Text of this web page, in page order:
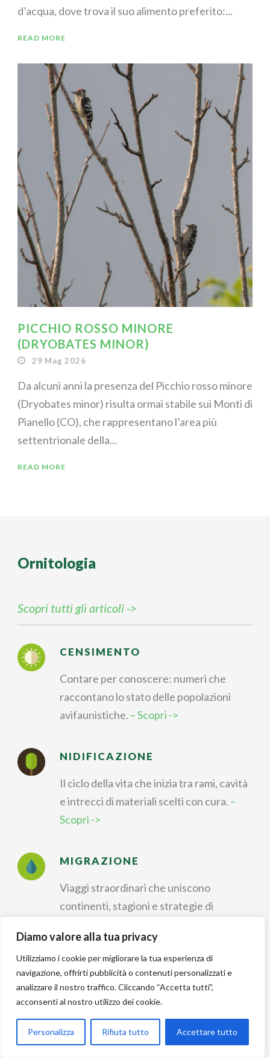
Diamo valore alla tua privacy
Utilizziamo i cookie per migliorare la tua esperienza di
navigazione, offrirti pubblicità o contenuti personalizzati e
analizzare il nostro traffico. Cliccando “Accetta tutti”,
acconsenti al nostro utilizzo dei cookie.
Personalizza Rifiuta tutto Accettare tutto
d’acqua, dove trova il suo alimento preferito:...
READ MORE
PICCHIO ROSSO MINORE
(DRYOBATES MINOR)
29 Mag 2026
Da alcuni anni la presenza del Picchio rosso minore
(Dryobates minor) risulta ormai stabile sui Monti di
Pianello (CO), che rappresentano l’area più
settentrionale della...
READ MORE
Ornitologia
Scopri tutti gli articoli ->
CENSIMENTO
Contare per conoscere: numeri che
raccontano lo stato delle popolazioni
avifaunistiche. – Scopri ->
NIDIFICAZIONE
Il ciclo della vita che inizia tra rami, cavità
e intrecci di materiali scelti con cura. –
Scopri ->
MIGRAZIONE
Viaggi straordinari che uniscono
continenti, stagioni e strategie di
IDENTIFICAZIONE
Riconoscere forme, colori e canti per
incontro nella natura.
– Scopri ->